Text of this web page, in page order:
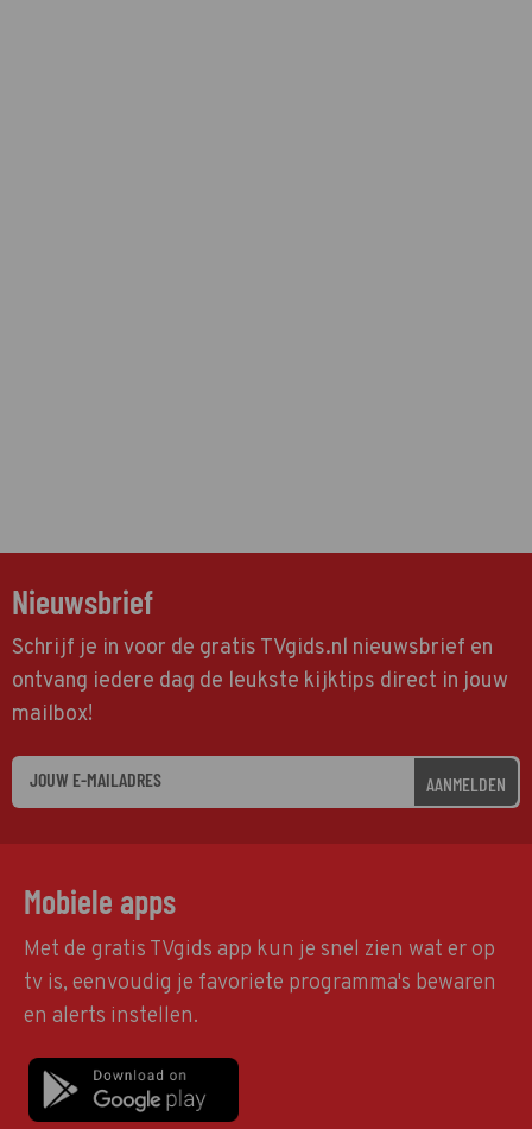
Nieuwsbrief
Schrijf je in voor de gratis TVgids.nl nieuwsbrief en
ontvang iedere dag de leukste kijktips direct in jouw
mailbox!
AANMELDEN
Mobiele apps
Met de gratis TVgids app kun je snel zien wat er op
tv is, eenvoudig je favoriete programma's bewaren
en alerts instellen.